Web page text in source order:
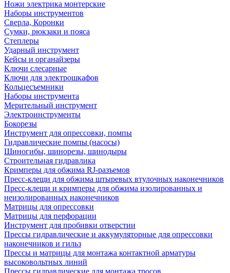
Ножи электрика монтерские
Наборы инструментов
Сверла, Коронки
Сумки, рюкзаки и пояса
Степлеры
Ударный инструмент
Кейсы и органайзеры
Ключи слесарные
Ключи для электрошкафов
Кольцесъемники
Наборы инструмента
Мерительный инструмент
Электроинструменты
Бокорезы
Инструмент для опрессовки, помпы
Гидравлические помпы (насосы)
Шиногибы, шинорезы, шинодыры
Строительная гидравлика
Кримперы для обжима RJ-разъемов
Пресс-клещи для обжима штыревых втулочных наконечников
Пресс-клещи и кримперы для обжима изолированных и
неизолированных наконечников
Матрицы для опрессовки
Матрицы для перфорации
Инструмент для пробивки отверстии
Прессы гидравлические и аккумуляторные для опрессовки
наконечников и гильз
Прессы и матрицы для монтажа контактной арматуры
высоковольтных линий
Прессы гидравлические для монтажа тросов